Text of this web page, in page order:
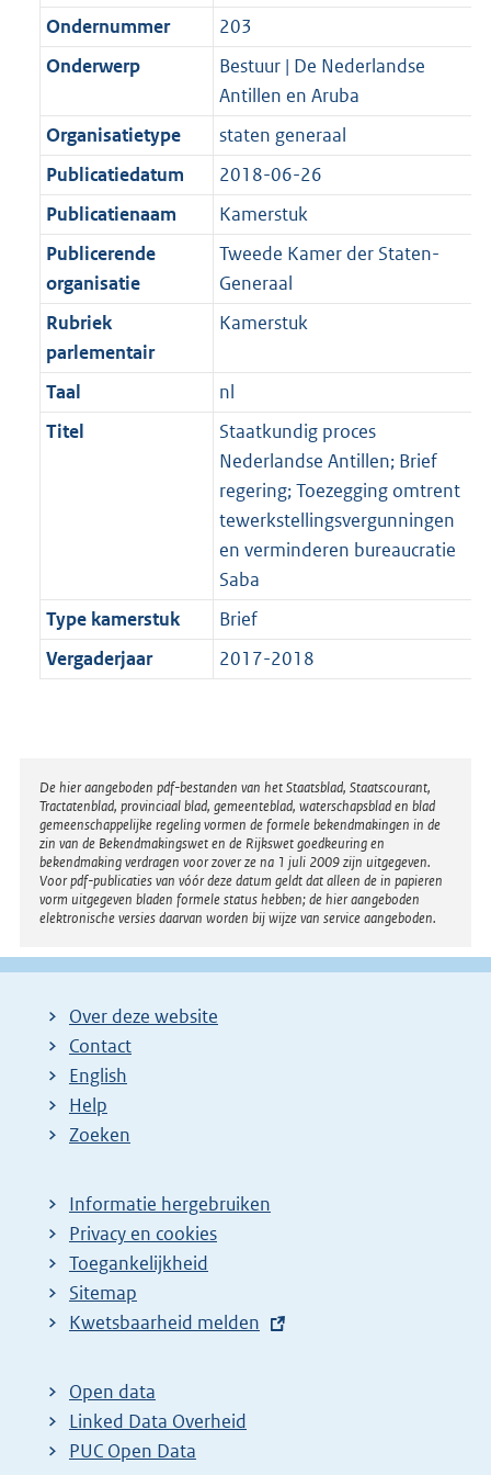
Ondernummer
203
Onderwerp
Bestuur | De Nederlandse
Antillen en Aruba
Organisatietype
staten generaal
Publicatiedatum
2018-06-26
Publicatienaam
Kamerstuk
Publicerende
organisatie
Tweede Kamer der Staten-
Generaal
Rubriek
parlementair
Kamerstuk
Taal
nl
Titel
Staatkundig proces
Nederlandse Antillen; Brief
regering; Toezegging omtrent
tewerkstellingsvergunningen
en verminderen bureaucratie
Saba
Type kamerstuk
Brief
Vergaderjaar
2017-2018
Disclaimer
De hier aangeboden pdf-bestanden van het Staatsblad, Staatscourant,
Tractatenblad, provinciaal blad, gemeenteblad, waterschapsblad en blad
gemeenschappelijke regeling vormen de formele bekendmakingen in de
zin van de Bekendmakingswet en de Rijkswet goedkeuring en
bekendmaking verdragen voor zover ze na 1 juli 2009 zijn uitgegeven.
Voor pdf-publicaties van vóór deze datum geldt dat alleen de in papieren
vorm uitgegeven bladen formele status hebben; de hier aangeboden
elektronische versies daarvan worden bij wijze van service aangeboden.
Over deze website
Contact
English
Help
Zoeken
Informatie hergebruiken
Privacy en cookies
Toegankelijkheid
Sitemap
E
t
e
r
Kwetsbaarheid melden
Open data
Linked Data Overheid
PUC Open Data